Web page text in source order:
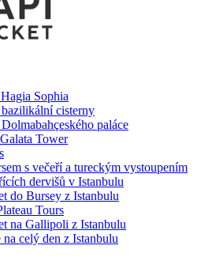
Sophia
cisterny
paláce
Tower
s večeří a tureckým vystoupením
dervišů v Istanbulu
do Bursey z Istanbulu
Tours
na Gallipoli z Istanbulu
celý den z Istanbulu